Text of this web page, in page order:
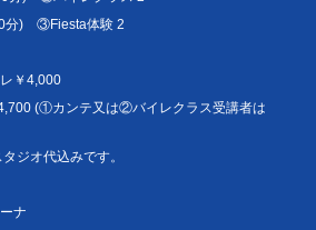
③Fiesta体験 2
￥4,000
カンテ又は②バイレクラス受講者は
ジオ代込みです。
ナ